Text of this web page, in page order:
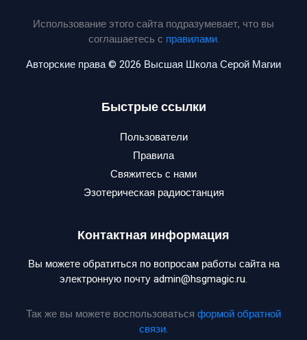
Использование этого сайта подразумевает, что вы
соглашаетесь с правилами.
Авторские права © 2026 Высшая Школа Серой Магии
Быстрые ссылки
Пользователи
Правила
Свяжитесь с нами
Эзотерическая радиостанция
Контактная информация
Вы можете обратиться по вопросам работы сайта на
электронную почту admin@hsgmagic.ru.
Так же вы можете воспользоваться формой обратной
связи.